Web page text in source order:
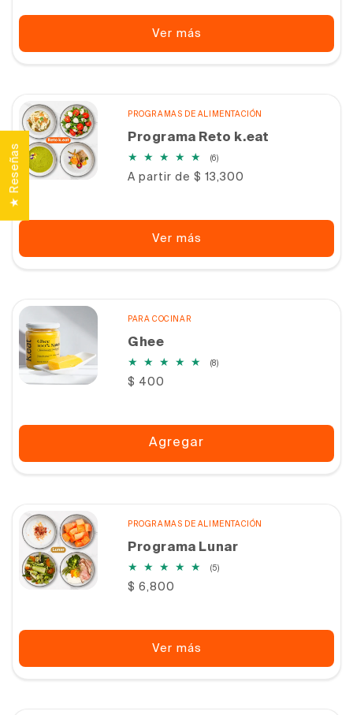
Ver más
PROGRAMAS DE ALIMENTACIÓN
Programa Reto k.eat
(6)6
totales
Precio
A partir de $ 13,300
Ver más
PARA COCINAR
Ghee
(8)8
Precio
$ 400
Agregar
PROGRAMAS DE ALIMENTACIÓN
Programa Lunar
(5)5
Precio
$ 6,800
Ver más
★ Reseñas